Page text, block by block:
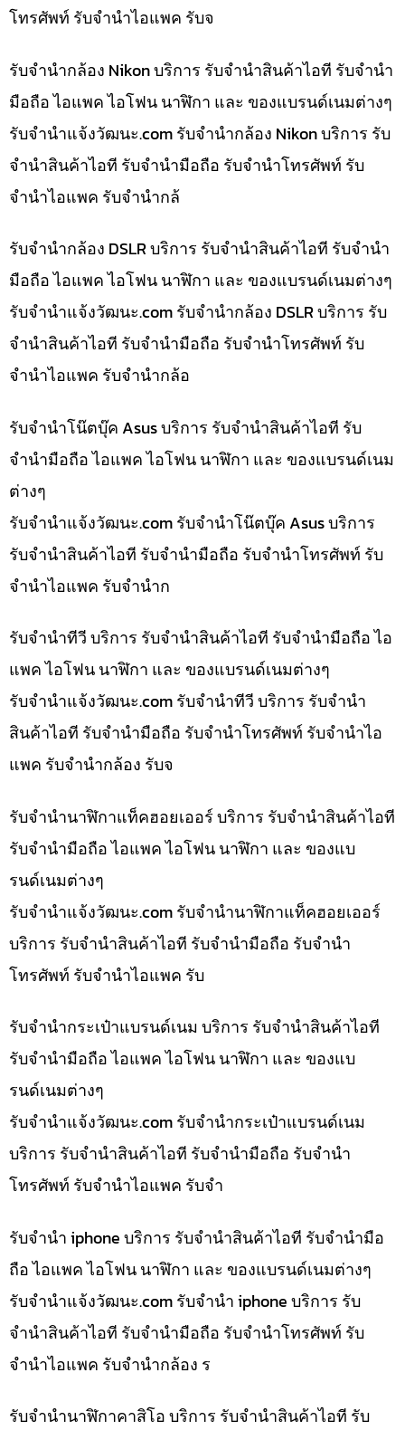
โทรศัพท์ รับจำนำไอแพค รับจ
รับจำนำกล้อง Nikon บริการ รับจำนำสินค้าไอที รับจำนำ
มือถือ ไอแพค ไอโฟน นาฬิกา และ ของแบรนด์เนมต่างๆ
รับจํานําแจ้งวัฒนะ.com รับจำนำกล้อง Nikon บริการ รับ
จำนำสินค้าไอที รับจำนำมือถือ รับจำนำโทรศัพท์ รับ
จำนำไอแพค รับจำนำกล้
รับจำนำกล้อง DSLR บริการ รับจำนำสินค้าไอที รับจำนำ
มือถือ ไอแพค ไอโฟน นาฬิกา และ ของแบรนด์เนมต่างๆ
รับจํานําแจ้งวัฒนะ.com รับจำนำกล้อง DSLR บริการ รับ
จำนำสินค้าไอที รับจำนำมือถือ รับจำนำโทรศัพท์ รับ
จำนำไอแพค รับจำนำกล้อ
รับจำนำโน๊ตบุ๊ค Asus บริการ รับจำนำสินค้าไอที รับ
จำนำมือถือ ไอแพค ไอโฟน นาฬิกา และ ของแบรนด์เนม
ต่างๆ
รับจํานําแจ้งวัฒนะ.com รับจำนำโน๊ตบุ๊ค Asus บริการ
รับจำนำสินค้าไอที รับจำนำมือถือ รับจำนำโทรศัพท์ รับ
จำนำไอแพค รับจำนำก
รับจำนำทีวี บริการ รับจำนำสินค้าไอที รับจำนำมือถือ ไอ
แพค ไอโฟน นาฬิกา และ ของแบรนด์เนมต่างๆ
รับจํานําแจ้งวัฒนะ.com รับจำนำทีวี บริการ รับจำนำ
สินค้าไอที รับจำนำมือถือ รับจำนำโทรศัพท์ รับจำนำไอ
แพค รับจำนำกล้อง รับจ
รับจำนำนาฬิกาแท็คฮอยเออร์ บริการ รับจำนำสินค้าไอที
รับจำนำมือถือ ไอแพค ไอโฟน นาฬิกา และ ของแบ
รนด์เนมต่างๆ
รับจํานําแจ้งวัฒนะ.com รับจำนำนาฬิกาแท็คฮอยเออร์
บริการ รับจำนำสินค้าไอที รับจำนำมือถือ รับจำนำ
โทรศัพท์ รับจำนำไอแพค รับ
รับจำนำกระเป๋าแบรนด์เนม บริการ รับจำนำสินค้าไอที
รับจำนำมือถือ ไอแพค ไอโฟน นาฬิกา และ ของแบ
รนด์เนมต่างๆ
รับจํานําแจ้งวัฒนะ.com รับจำนำกระเป๋าแบรนด์เนม
บริการ รับจำนำสินค้าไอที รับจำนำมือถือ รับจำนำ
โทรศัพท์ รับจำนำไอแพค รับจำ
รับจำนำ iphone บริการ รับจำนำสินค้าไอที รับจำนำมือ
ถือ ไอแพค ไอโฟน นาฬิกา และ ของแบรนด์เนมต่างๆ
รับจํานําแจ้งวัฒนะ.com รับจำนำ iphone บริการ รับ
จำนำสินค้าไอที รับจำนำมือถือ รับจำนำโทรศัพท์ รับ
จำนำไอแพค รับจำนำกล้อง ร
รับจำนำนาฬิกาคาสิโอ บริการ รับจำนำสินค้าไอที รับ